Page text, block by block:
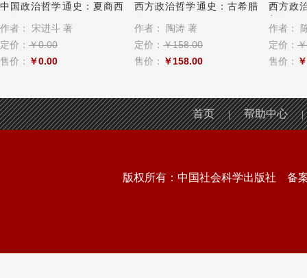
中国政治哲学通史：夏商西
作者：
宋进斗 著
定价： ￥0.00
售价： ￥0.00
西方政治哲学通史：古希腊
作者：
陶涛 著
定价： ￥158.00
售价： ￥158.00
西方政
作者：
定价：
售价：
首页 | 帮助中心 |
版权所有：中国社会科学出版社 备